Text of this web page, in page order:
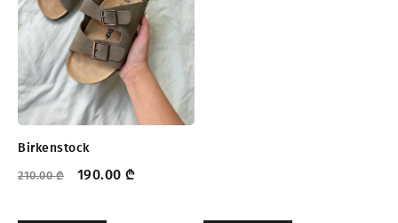
Birkenstock
210.00₾ 190.00 ₾